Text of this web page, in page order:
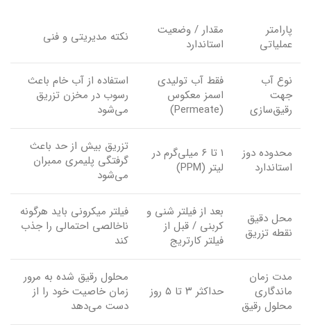
پارامتر
عملیاتی
مقدار / وضعیت
استاندارد
نکته مدیریتی و فنی
نوع آب
جهت
رقیق‌سازی
فقط آب تولیدی
اسمز معکوس
(Permeate)
استفاده از آب خام باعث
رسوب در مخزن تزریق
می‌شود
محدوده دوز
استاندارد
۱ تا ۶ میلی‌گرم در
لیتر (PPM)
تزریق بیش از حد باعث
گرفتگی پلیمری ممبران
می‌شود
محل دقیق
نقطه تزریق
بعد از فیلتر شنی و
کربنی / قبل از
فیلتر کارتریج
فیلتر میکرونی باید هرگونه
ناخالصی احتمالی را جذب
کند
مدت زمان
ماندگاری
محلول رقیق
حداکثر ۳ تا ۵ روز
محلول رقیق شده به مرور
زمان خاصیت خود را از
دست می‌دهد